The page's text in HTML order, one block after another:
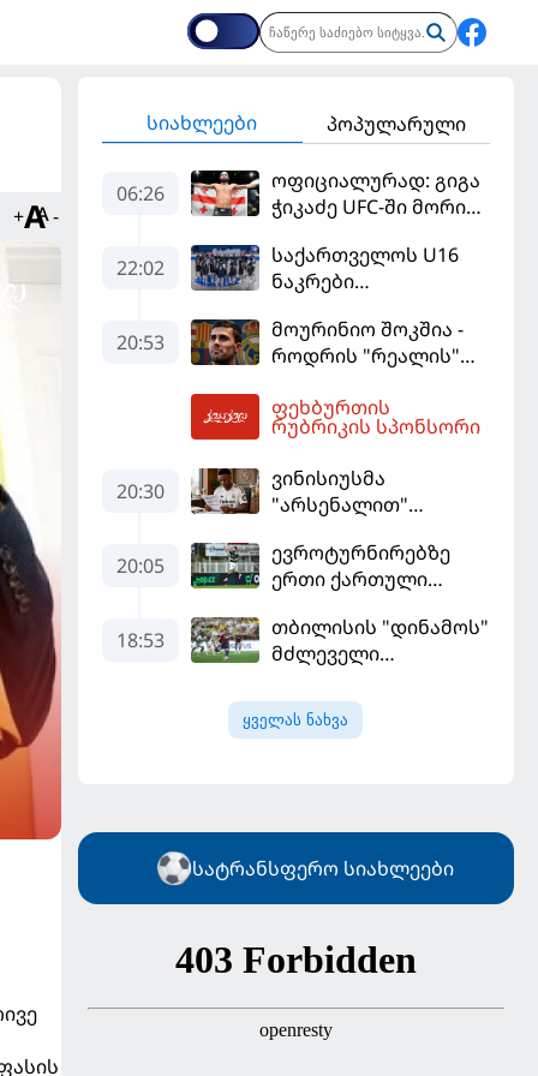
+ -
სიახლეები პოპულარული
06:26
ოფიციალურად: გიგა
ჭიკაძე UFC-ში მორიგ
სექტემბერში
გამართავს
22:02
საქართველოს U16
ნაკრები
ფინალურ ეტაპზე – A
დივიზიონში
20:53
მოურინიო შოკშია -
როდრის "რეალის"
და "ბარსელონაში"
გადადის
ფეხბურთის
რუბრიკის სპონსორი
20:30
ვინისიუსმა
"არსენალით"
გამოიყენა და
"რეალთან"
მომგებიანად
გააგრძელა
20:05
ევროტურნირებზე
ერთი ქართული
18:53
თბილისის "დინამოს"
მძლეველი
"ჰაიდუკთან"
განადგურდა
ყველას ნახვა
სატრანსფერო სიახლეები